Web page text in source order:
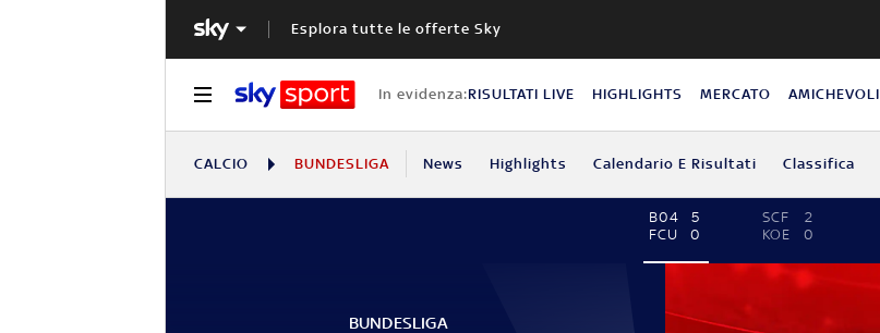
Esplora tutte le offerte Sky
In evidenza:RISULTATI LIVE HIGHLIGHTS MERCATO AMICHEVOLI
CALCIO BUNDESLIGA News Highlights Calendario E Risultati Classifica
B04
5
FCU
0
SCF
2
KOE
0
BUNDESLIGA